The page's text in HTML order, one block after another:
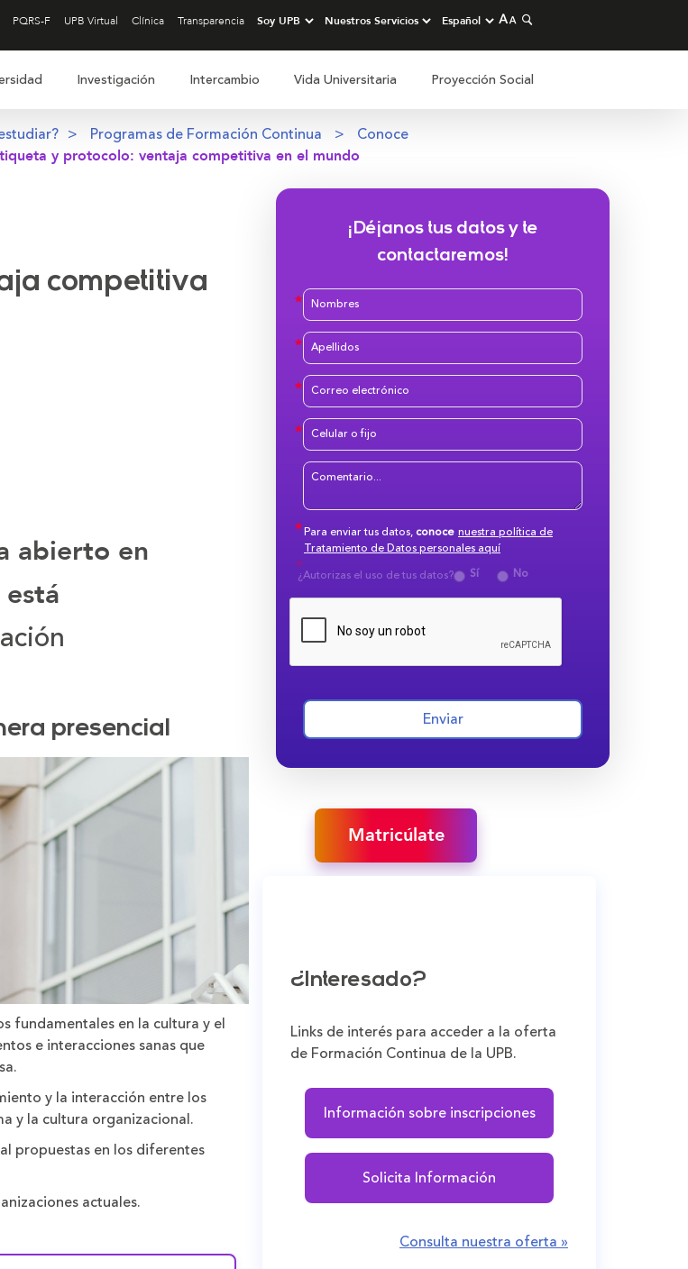
PQRS-F UPB Virtual Clínica Transparencia
Investigación Intercambio Vida Universitaria Proyección Social
Programas de Formación Continua
Conoce
y protocolo: ventaja competitiva en el mundo
competitiva
abierto en
presencial
fundamentales en la cultura y el
e interacciones sanas que
y la interacción entre los
y la cultura organizacional.
propuestas en los diferentes
actuales.
¡Déjanos tus datos y te
contactaremos!
Para enviar tus datos,conoce nuestra política de
Tratamiento de Datos personales aquí
¿Autorizas el uso de tus datos?
Sí No
Enviar
Matricúlate
¿Interesado?
Links de interés para acceder a la oferta
de Formación Continua de la UPB.
Información sobre inscripciones
Solicita Información
Consulta nuestra oferta »